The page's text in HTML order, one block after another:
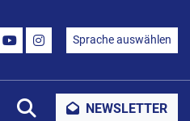
YOUTUBEINSTAGRAM
Sprache auswählen
SucheNEWSLETTER